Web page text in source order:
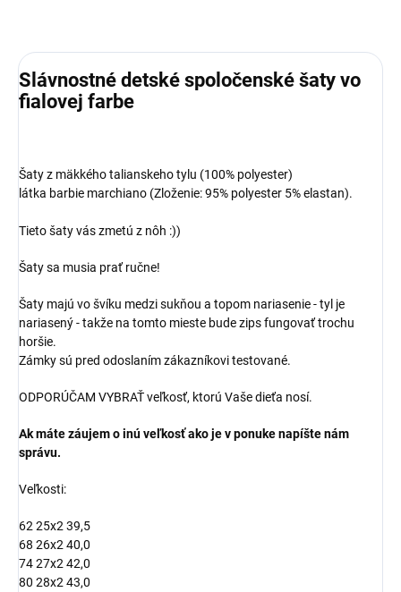
Slávnostné detské spoločenské šaty vo
fialovej farbe
Šaty z mäkkého talianskeho tylu (100% polyester)
​látka barbie marchiano (Zloženie: 95% polyester 5% elastan).
Tieto šaty vás zmetú z nôh :))
Šaty sa musia prať ručne!
Šaty majú vo švíku medzi sukňou a topom nariasenie - tyl je
nariasený - takže na tomto mieste bude zips fungovať trochu
horšie.
Zámky sú pred odoslaním zákazníkovi testované.
ODPORÚČAM VYBRAŤ veľkosť, ktorú Vaše dieťa nosí.
Ak máte záujem o inú veľkosť ako je v ponuke napíšte nám
správu.
Veľkosti:
62 25x2 39,5
68 26x2 40,0
74 27x2 42,0
80 28x2 43,0